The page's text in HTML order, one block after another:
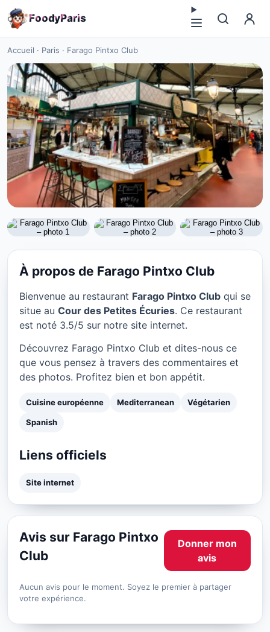
FoodyParis
Accueil · Paris · Farago Pintxo Club
Farago Pintxo Club à Paris
★ 3.5/5
À propos de Farago Pintxo Club
Bienvenue au restaurant Farago Pintxo Club qui se
situe au Cour des Petites Écuries. Ce restaurant
est noté 3.5/5 sur notre site internet.
Découvrez Farago Pintxo Club et dites-nous ce
que vous pensez à travers des commentaires et
des photos. Profitez bien et bon appétit.
Cuisine européenne Mediterranean Végétarien
Spanish
Liens officiels
Site internet
Avis sur Farago Pintxo
Club
Donner mon
avis
Aucun avis pour le moment. Soyez le premier à partager
votre expérience.